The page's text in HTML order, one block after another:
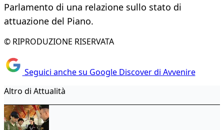
Parlamento di una relazione sullo stato di
attuazione del Piano.
© RIPRODUZIONE RISERVATA
Seguici anche su Google Discover di Avvenire
Altro di Attualità